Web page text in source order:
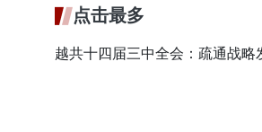
点击最多
越共十四届三中全会：疏通战略